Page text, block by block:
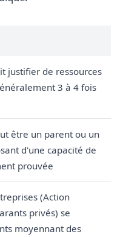
justifier de ressources
3 à 4 fois
être un parent ou un
d'une capacité de
prouvée
(Action
privés) se
moyennant des